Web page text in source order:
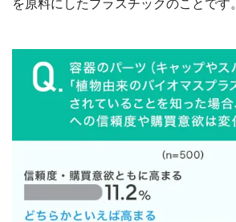
を原料にしたプラスチックのことです。